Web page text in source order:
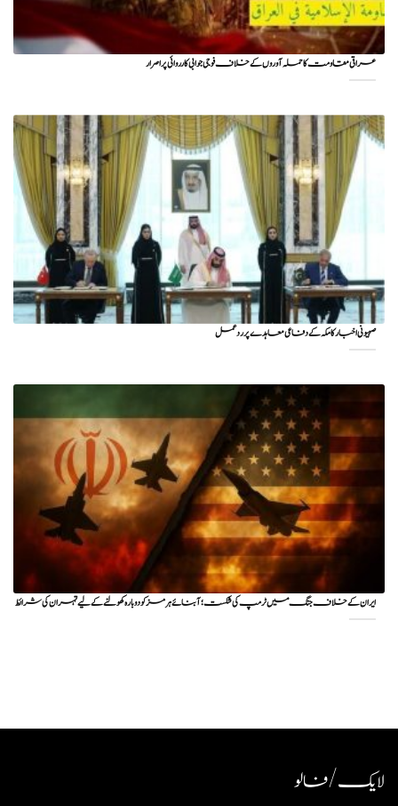
عراقی مقاومت کا حملہ آوروں کے خلاف فوجی جوابی کارروائی پر اصرار
صہیونی اخبار کا مکہ کے دفاعی معاہدے پر ردعمل
ایران کے خلاف جنگ میں ٹرمپ کی شکست؛ آبنائے ہرمز کو دوبارہ کھولنے کے لیے تہران کی شرائط
لایک / فالو